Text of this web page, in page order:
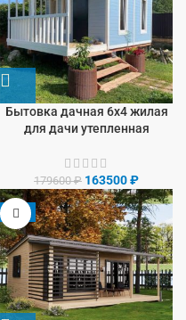
Бытовка дачная 6х4 жилая
для дачи утепленная
179600₽ 163500₽
-9%